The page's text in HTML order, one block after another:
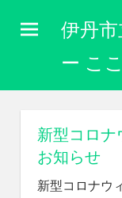
伊丹
ー こ
関
わ
な
新型コロナ
お知らせ
新型コロナウ